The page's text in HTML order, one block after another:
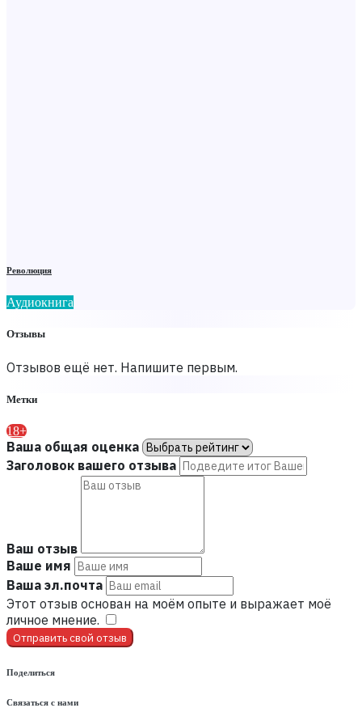
Революция
Аудиокнига
Отзывы
Отзывов ещё нет. Напишите первым.
Метки
18+
Ваша общая оценка
Заголовок вашего отзыва
Ваш отзыв
Ваше имя
Ваша эл.почта
Этот отзыв основан на моём опыте и выражает моё
личное мнение.
Отправить свой отзыв
Поделиться
Связаться с нами